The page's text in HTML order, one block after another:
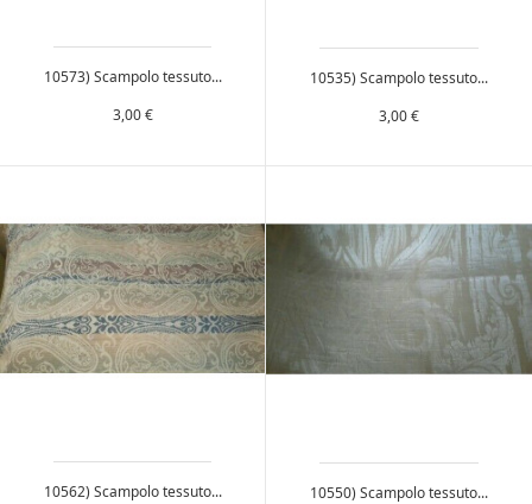
10573) Scampolo tessuto...
Prezzo
3,00 €
10535) Scampolo tessuto...
Prezzo
3,00 €
10562) Scampolo tessuto... 10550) Scampolo tessuto...